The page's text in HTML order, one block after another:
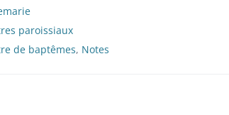
des curés : 1649-1803
paroissiaux
de baptêmes, Notes